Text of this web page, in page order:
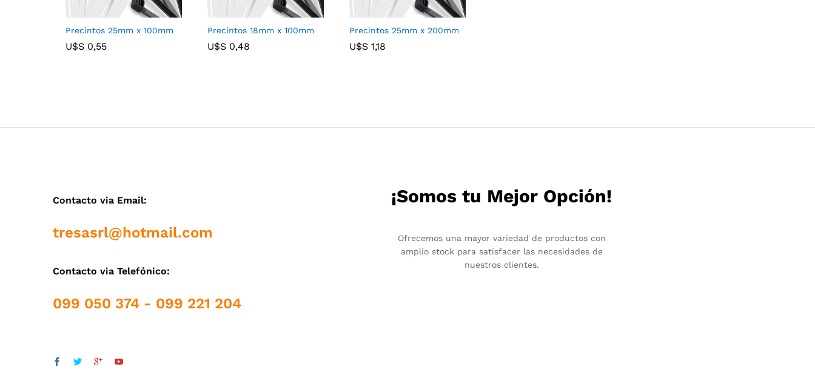
Precintos 25mm x 100mm
U$S 0,55
U$S 0,55
Precintos 18mm x 100mm
U$S 0,48
U$S 0,48
Precintos 25mm x 200mm
U$S 1,18
U$S 1,18
Contacto via Email:
tresasrl@hotmail.com
Contacto via Telefónico:
099 050 374 - 099 221 204
¡Somos tu Mejor Opción!
Ofrecemos una mayor variedad de productos con
amplio stock para satisfacer las necesidades de
nuestros clientes.